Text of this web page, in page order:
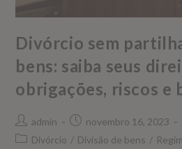
Divórcio sem
bens: saiba seus
obrigações, riscos e
admin
novembro 16, 2023
Divórcio / Divisão de bens /